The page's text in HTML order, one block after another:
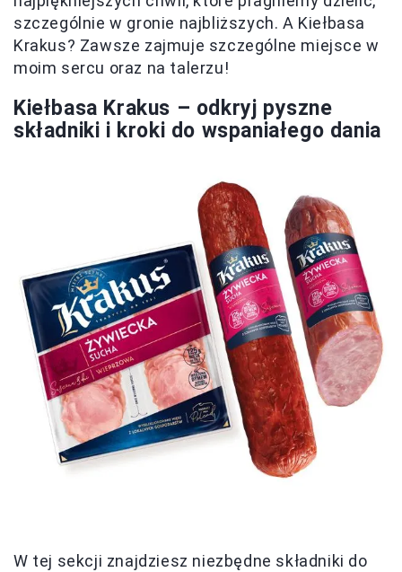
szczególnie w gronie najbliższych. A Kiełbasa
Krakus? Zawsze zajmuje szczególne miejsce w
moim sercu oraz na talerzu!
Kiełbasa Krakus – odkryj pyszne
składniki i kroki do wspaniałego dania
W tej sekcji znajdziesz niezbędne składniki do